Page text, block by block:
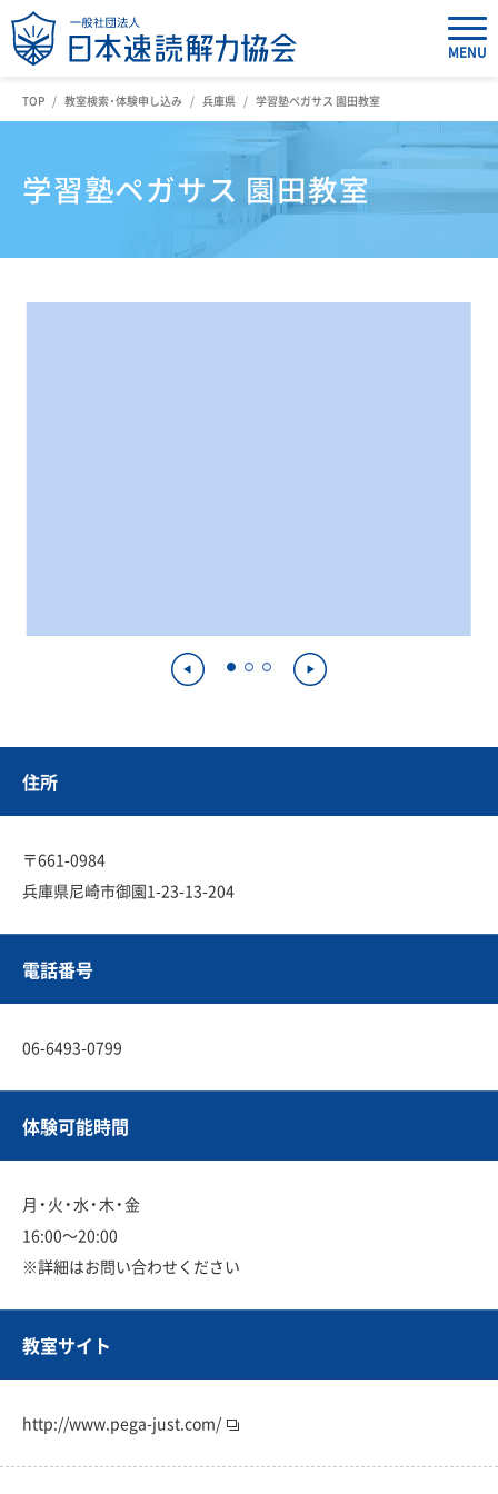
MENU
TOP 教室検索・体験申し込み 兵庫県 学習塾ペガサス 園田教室
学習塾ペガサス 園田教室
住所
〒661-0984
兵庫県尼崎市御園1-23-13-204
電話番号
06-6493-0799
体験可能時間
月・火・水・木・金
16:00〜20:00
※詳細はお問い合わせください
教室サイト
http://www.pega-just.com/